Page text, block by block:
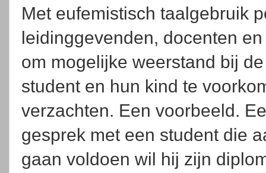
Met eufemistisch taalgebruik
leidinggevenden, docenten
om mogelijke weerstand bij
student en hun kind te
verzachten. Een voorbeeld.
gesprek met een student die
gaan voldoen wil hij zijn